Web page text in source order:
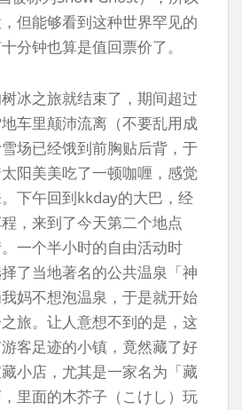
但能够看到这种世界罕见的
分钟也算是值回票价了。
冰之旅就结束了，期间超过
车里颠沛流离（不要乱用成
场已经饿到前胸贴后背，于
阳美美吃了一顿咖喱，感觉
下午回到kkday的大巴，经
，来到了今天第二个地点
一个半小时的自由活动时
了当地著名的公共温泉「神
妈不想泡温泉，于是就开始
旅。让人意想不到的是，这
客足迹的小镇，竟然藏了好
小店，尤其是一家名为「藏
里面的木芥子（こけし）玩